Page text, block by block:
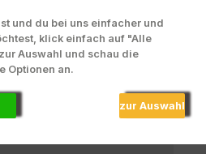
&amp; Gemüse für
großer Rassen Fleischanteil:
und du bei uns einfacher und
klick einfach auf "Alle
Auswahl und schau die
Optionen an.
zur Auswahl